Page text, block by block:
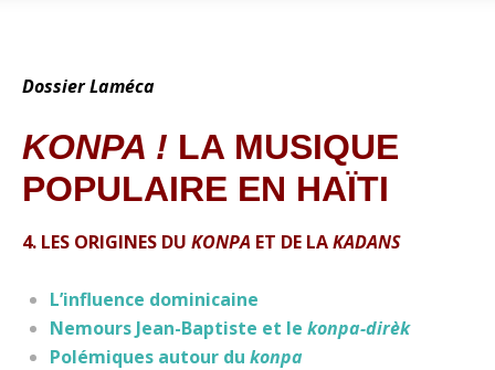
Dossier Laméca
KONPA ! LA MUSIQUE
POPULAIRE EN HAÏTI
4. LES ORIGINES DU KONPA ET DE LAKADANS
L’influence dominicaine
Nemours Jean-Baptiste et le konpa-dirèk
Polémiques autour du konpa